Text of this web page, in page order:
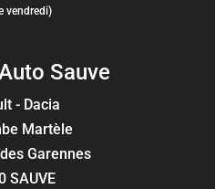
vendredi)
Sauve
- Dacia
Martèle
Garennes
SAUVE